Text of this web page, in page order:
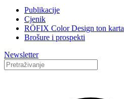
Publikacije
Cjenik
RÖFIX Color Design ton karta
Brošure i prospekti
Newsletter